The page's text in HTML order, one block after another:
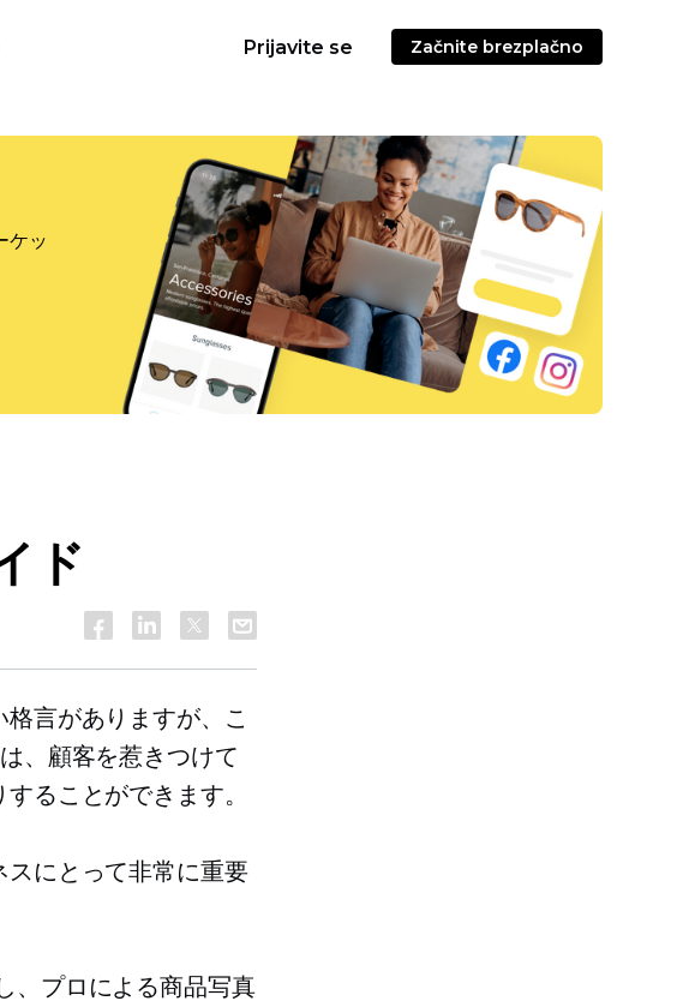
Prijavite se Začnite brezplačno
ケッ
ド
言がありますが、こ
、顧客を惹きつけて
ることができます。
スにとって非常に重要
、プロによる商品写真